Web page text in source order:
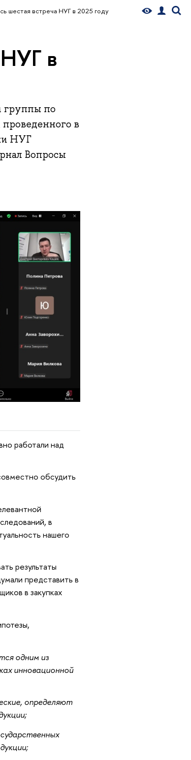
шестая встреча НУГ в 2025 году
в
группы по
в
НУГ
Вопросы
работали над
обсудить
в
нашего
результаты
представить в
в закупках
одним из
инновационной
определяют